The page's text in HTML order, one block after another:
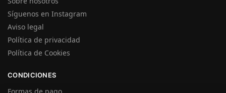
Síguenos en Instagram
Aviso legal
Política de privacidad
Política de Cookies
CONDICIONES